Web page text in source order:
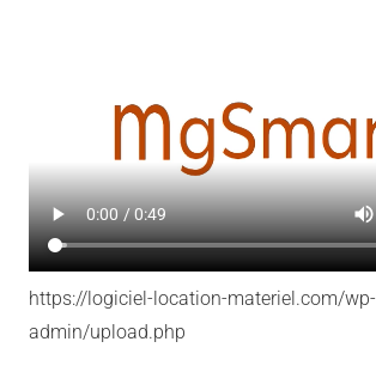
https://logiciel-location-materiel.com/wp-
admin/upload.php